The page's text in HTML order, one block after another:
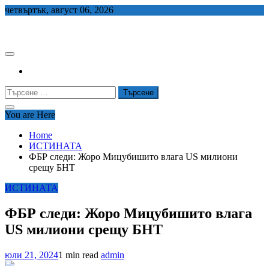
Skip
четвъртък, август 06, 2026
Търсене
за:
You are Here
Home
ИСТИНАТА
ФБР следи: Жоро Мицубишито влага US милиони
срещу БНТ
ИСТИНАТА
ФБР следи: Жоро Мицубишито влага
US милиони срещу БНТ
юли 21, 20241 min read admin